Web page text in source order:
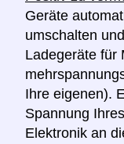
Geräte
umschalten
Ladegeräte für
Ihre eigenen).
Spannung
Elektronik an